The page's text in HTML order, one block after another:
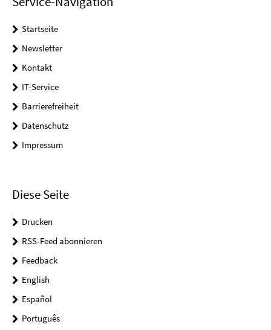
Startseite
Newsletter
Kontakt
IT-Service
Barrierefreiheit
Datenschutz
Impressum
Diese Seite
Drucken
RSS-Feed abonnieren
Feedback
English
Español
Português